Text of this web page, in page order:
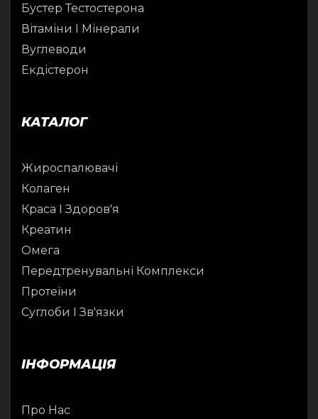
Бустер Тестостерона
Вітаміни І Мінерали
Вуглеводи
Екдістерон
КАТАЛОГ
Жироспалювачі
Колаген
Краса І Здоров'я
Креатин
Омега
Передтренувальні Комплекси
Протеїни
Суглоби І Зв'язки
ІНФОРМАЦІЯ
Про Нас